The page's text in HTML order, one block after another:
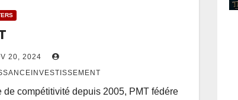
20, 2024
de compétitivité depuis 2005, PMT fédére